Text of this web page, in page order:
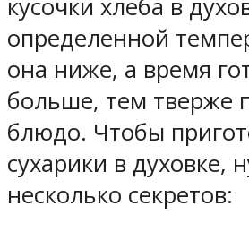
кусочки хлеба в
определенной
она ниже, а время
больше, тем тверже
блюдо. Чтобы
сухарики в духовке,
несколько секретов: